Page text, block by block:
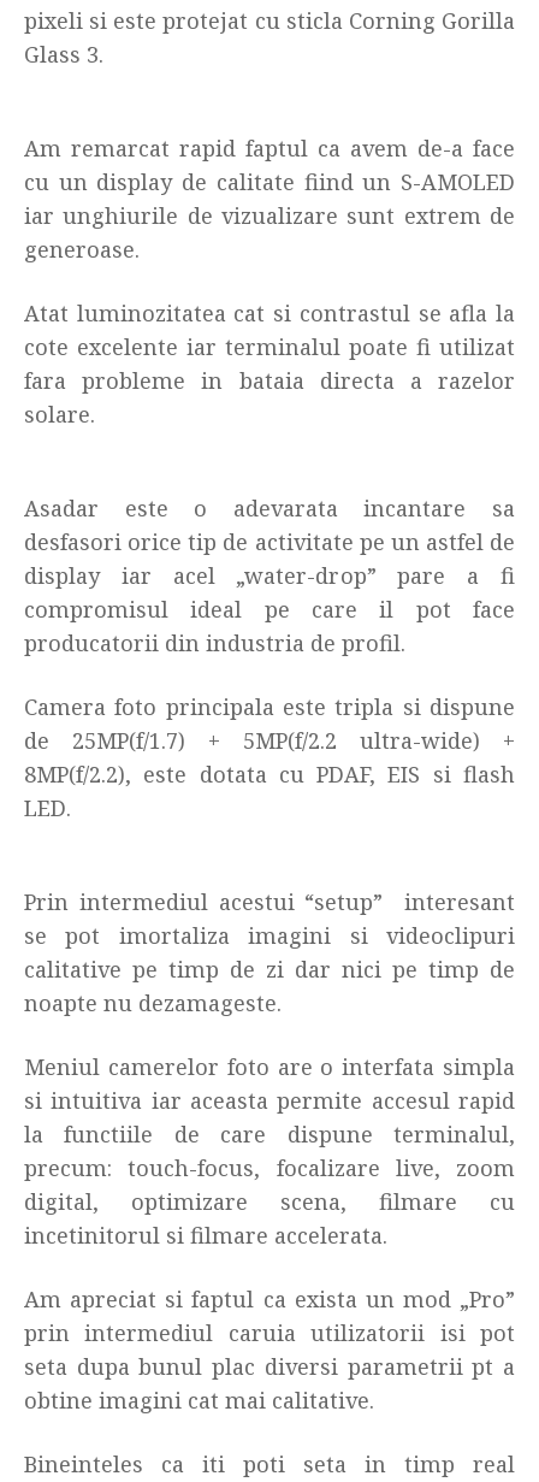
pixeli si este protejat cu sticla Corning Gorilla
Glass 3.
Am remarcat rapid faptul ca avem de-a face
cu un display de calitate fiind un S-AMOLED
iar unghiurile de vizualizare sunt extrem de
generoase.
Atat luminozitatea cat si contrastul se afla la
cote excelente iar terminalul poate fi utilizat
fara probleme in bataia directa a razelor
solare.
Asadar este o adevarata incantare sa
desfasori orice tip de activitate pe un astfel de
display iar acel „water-drop” pare a fi
compromisul ideal pe care il pot face
producatorii din industria de profil.
Camera foto principala este tripla si dispune
de 25MP(f/1.7) + 5MP(f/2.2 ultra-wide) +
8MP(f/2.2), este dotata cu PDAF, EIS si flash
LED.
Prin intermediul acestui “setup” interesant
se pot imortaliza imagini si videoclipuri
calitative pe timp de zi dar nici pe timp de
noapte nu dezamageste.
Meniul camerelor foto are o interfata simpla
si intuitiva iar aceasta permite accesul rapid
la functiile de care dispune terminalul,
precum: touch-focus, focalizare live, zoom
digital, optimizare scena, filmare cu
incetinitorul si filmare accelerata.
Am apreciat si faptul ca exista un mod „Pro”
prin intermediul caruia utilizatorii isi pot
seta dupa bunul plac diversi parametrii pt a
obtine imagini cat mai calitative.
Bineinteles ca iti poti seta in timp real